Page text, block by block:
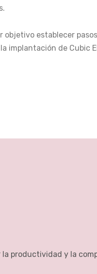
objetivo establecer
implantación de Cubic
la productividad y la